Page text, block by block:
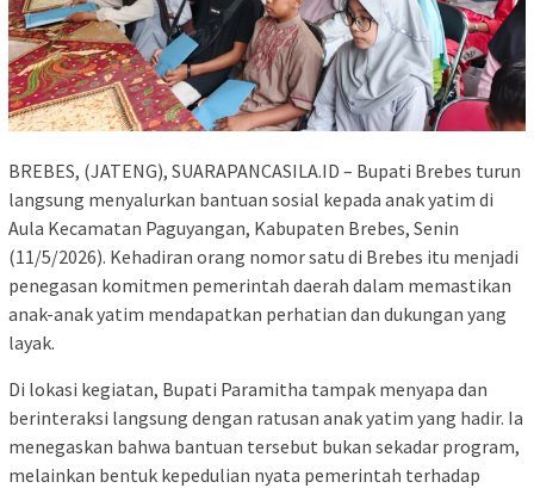
BREBES, (JATENG), SUARAPANCASILA.ID – Bupati Brebes turun
langsung menyalurkan bantuan sosial kepada anak yatim di
Aula Kecamatan Paguyangan, Kabupaten Brebes, Senin
(11/5/2026). Kehadiran orang nomor satu di Brebes itu menjadi
penegasan komitmen pemerintah daerah dalam memastikan
anak-anak yatim mendapatkan perhatian dan dukungan yang
layak.
Di lokasi kegiatan, Bupati Paramitha tampak menyapa dan
berinteraksi langsung dengan ratusan anak yatim yang hadir. Ia
menegaskan bahwa bantuan tersebut bukan sekadar program,
melainkan bentuk kepedulian nyata pemerintah terhadap